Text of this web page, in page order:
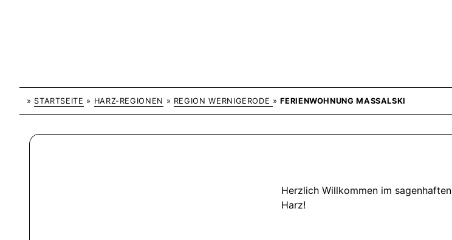
» STARTSEITE » HARZ-REGIONEN » REGION WERNIGERODE »FERIENWOHNUNG MASSALSKI
Herzlich Willkommen im sagenhaften
Harz!